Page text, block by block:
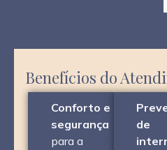
Benefícios do
Conforto e
segurança
para a
de